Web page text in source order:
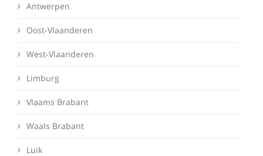
Antwerpen
Oost-Vlaanderen
West-Vlaanderen
Limburg
Vlaams Brabant
Waals Brabant
Luik